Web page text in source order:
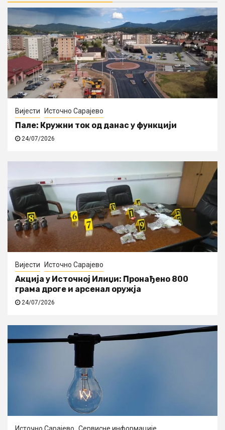
Вијести Источно Сарајево
Пале: Кружни ток од данас у функцији
24/07/2026
Вијести Источно Сарајево
Акција у Источној Илиџи: Пронађено 800
грама дроге и арсенал оружја
24/07/2026
Источно Сарајево Сервисне информације